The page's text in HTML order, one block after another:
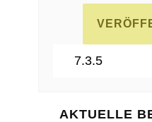
AKTUELLE